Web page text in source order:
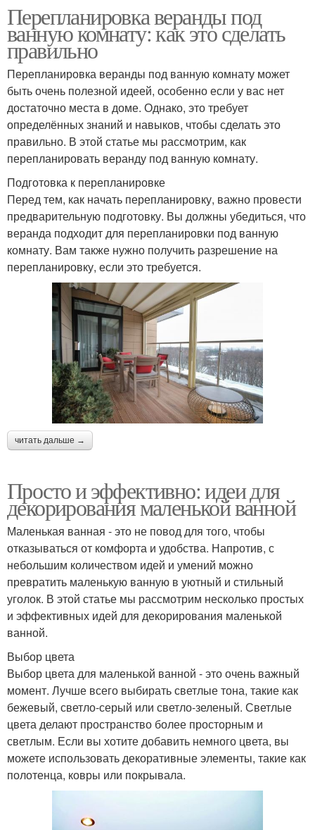
Перепланировка веранды под
ванную комнату: как это сделать
правильно
Перепланировка веранды под ванную комнату может
быть очень полезной идеей, особенно если у вас нет
достаточно места в доме. Однако, это требует
определённых знаний и навыков, чтобы сделать это
правильно. В этой статье мы рассмотрим, как
перепланировать веранду под ванную комнату.
Подготовка к перепланировке
Перед тем, как начать перепланировку, важно провести
предварительную подготовку. Вы должны убедиться, что
веранда подходит для перепланировки под ванную
комнату. Вам также нужно получить разрешение на
перепланировку, если это требуется.
читать дальше →
Просто и эффективно: идеи для
декорирования маленькой ванной
Маленькая ванная - это не повод для того, чтобы
отказываться от комфорта и удобства. Напротив, с
небольшим количеством идей и умений можно
превратить маленькую ванную в уютный и стильный
уголок. В этой статье мы рассмотрим несколько простых
и эффективных идей для декорирования маленькой
ванной.
Выбор цвета
Выбор цвета для маленькой ванной - это очень важный
момент. Лучше всего выбирать светлые тона, такие как
бежевый, светло-серый или светло-зеленый. Светлые
цвета делают пространство более просторным и
светлым. Если вы хотите добавить немного цвета, вы
можете использовать декоративные элементы, такие как
полотенца, ковры или покрывала.